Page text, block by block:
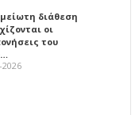
διάθεση
οι
του
2026